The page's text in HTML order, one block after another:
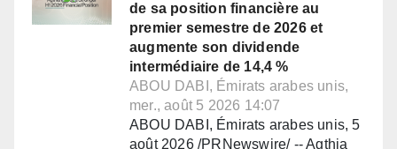
de sa position financière au
premier semestre de 2026 et
augmente son dividende
intermédiaire de 14,4 %
ABOU DABI, Émirats arabes unis,
mer., août 5 2026 14:07
ABOU DABI, Émirats arabes unis, 5
août 2026 /PRNewswire/ -- Agthia